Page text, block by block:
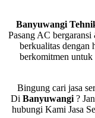
Banyuwangi
Pasang AC
berkualitas dengan
berkomitmen untuk
Bingung cari jasa
Di Banyuwangi ?
hubungi Kami Jasa